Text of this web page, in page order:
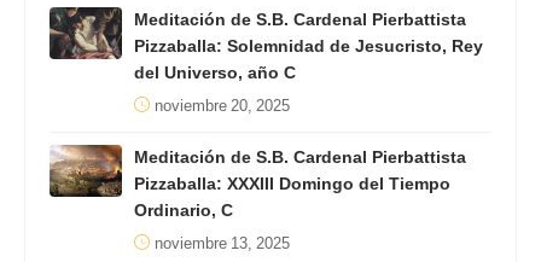
Meditación de S.B. Cardenal Pierbattista
Pizzaballa: Solemnidad de Jesucristo, Rey
del Universo, año C
noviembre 20, 2025
Meditación de S.B. Cardenal Pierbattista
Pizzaballa: XXXIII Domingo del Tiempo
Ordinario, C
noviembre 13, 2025